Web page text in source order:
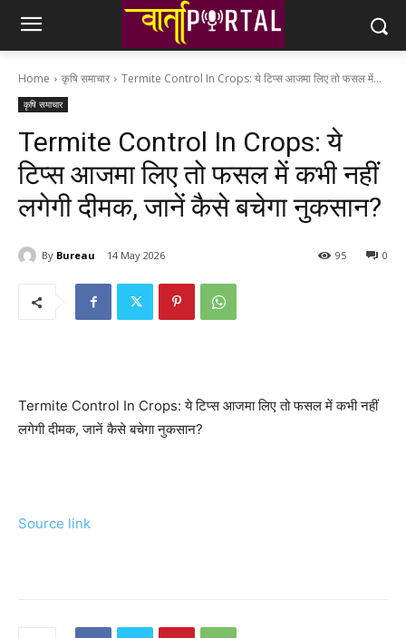
Home कृषि समाचार Termite Control In Crops: ये टिप्स आजमा लिए तो फसल में...
कृषि समाचार
Termite Control In Crops: ये
टिप्स आजमा लिए तो फसल में कभी नहीं
लगेगी दीमक, जानें कैसे बचेगा नुकसान?
By Bureau 14 May 2026 0
95
Termite Control In Crops: ये टिप्स आजमा लिए तो फसल में कभी नहीं
लगेगी दीमक, जानें कैसे बचेगा नुकसान?
Source link